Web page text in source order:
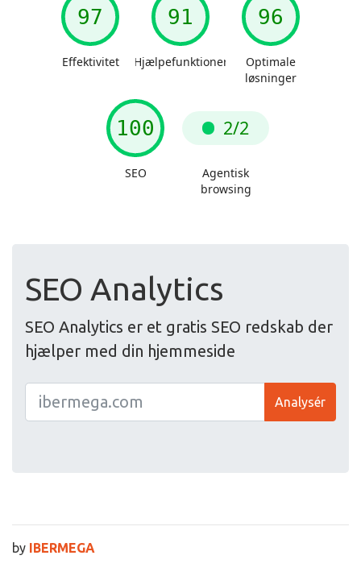
SEO Analytics
SEO Analytics er et gratis SEO redskab der
hjælper med din hjemmeside
Analysér
by IBERMEGA